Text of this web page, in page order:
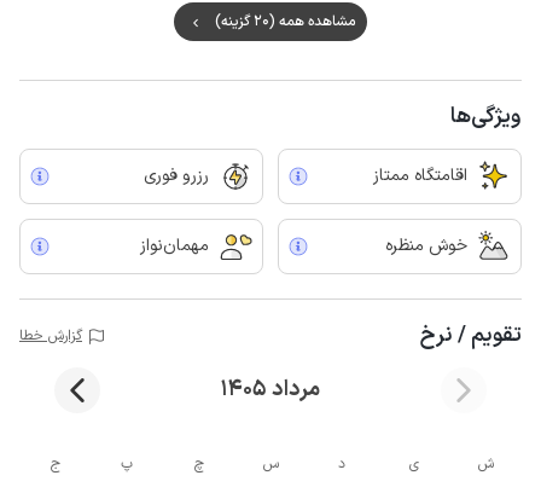
مشاهده همه (20 گزینه)
ویژگی‌ها
اقامتگاه ممتاز رزرو فوری
خوش منظره مهمان‌نواز
تقویم / نرخ گزارش خطا
مرداد 1405
ش ی د س چ پ ج